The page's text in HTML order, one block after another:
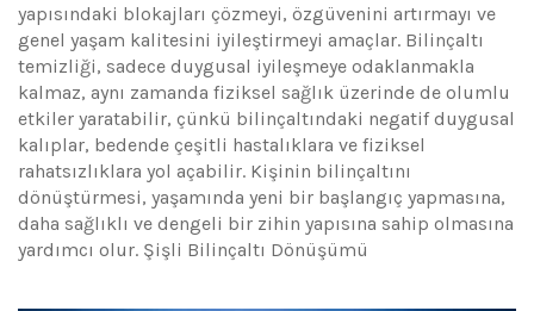
yapısındaki blokajları çözmeyi, özgüvenini artırmayı ve
genel yaşam kalitesini iyileştirmeyi amaçlar. Bilinçaltı
temizliği, sadece duygusal iyileşmeye odaklanmakla
kalmaz, aynı zamanda fiziksel sağlık üzerinde de olumlu
etkiler yaratabilir, çünkü bilinçaltındaki negatif duygusal
kalıplar, bedende çeşitli hastalıklara ve fiziksel
rahatsızlıklara yol açabilir. Kişinin bilinçaltını
dönüştürmesi, yaşamında yeni bir başlangıç yapmasına,
daha sağlıklı ve dengeli bir zihin yapısına sahip olmasına
yardımcı olur. Şişli Bilinçaltı Dönüşümü